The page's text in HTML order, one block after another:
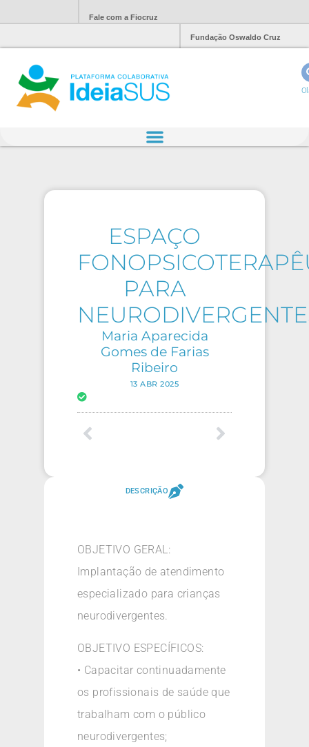
Fale com a Fiocruz
Fundação Oswaldo Cruz
ESPAÇO
PARA
Maria Aparecida
Gomes de Farias
Ribeiro
13 ABR 2025
DESCRIÇÃO
OBJETIVO GERAL:
Implantação de atendimento
especializado para crianças
neurodivergentes.
OBJETIVO ESPECÍFICOS:
• Capacitar continuadamente
os profissionais de saúde que
trabalham com o público
neurodivergentes;